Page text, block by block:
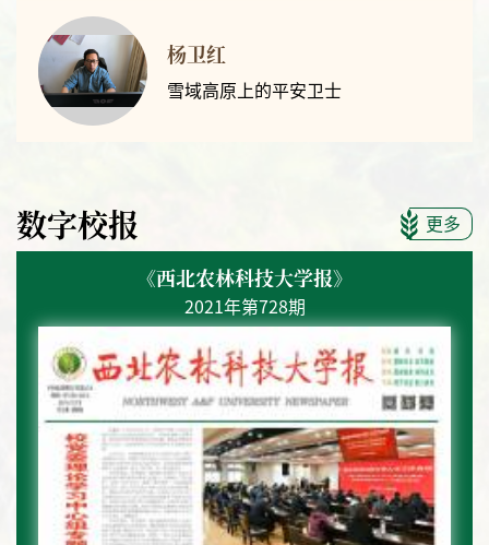
杨卫红
雪域高原上的平安卫士
数字校报 更多
《西北农林科技大学报》
2021年第728期